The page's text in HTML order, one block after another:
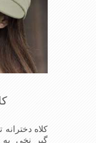
کلاه
گیر نخی